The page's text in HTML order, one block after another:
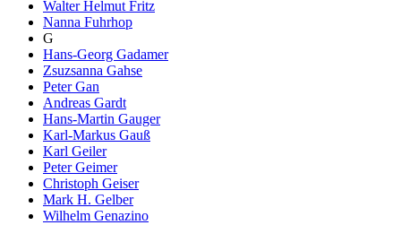
Walter Helmut Fritz
Nanna Fuhrhop
G
Hans-Georg Gadamer
Zsuzsanna Gahse
Peter Gan
Andreas Gardt
Hans-Martin Gauger
Karl-Markus Gauß
Karl Geiler
Peter Geimer
Christoph Geiser
Mark H. Gelber
Wilhelm Genazino